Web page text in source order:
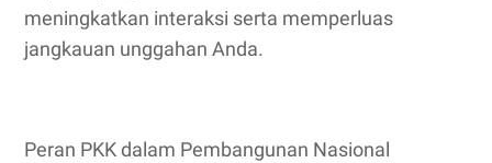
meningkatkan interaksi serta memperluas
jangkauan unggahan Anda.
Peran PKK dalam Pembangunan Nasional